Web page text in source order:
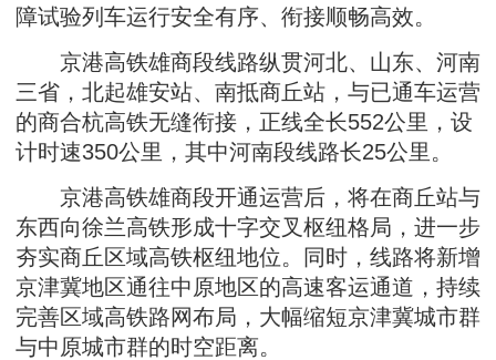
障试验列车运行安全有序、衔接顺畅高效。
京港高铁雄商段线路纵贯河北、山东、河南
三省，北起雄安站、南抵商丘站，与已通车运营
的商合杭高铁无缝衔接，正线全长552公里，设
计时速350公里，其中河南段线路长25公里。
京港高铁雄商段开通运营后，将在商丘站与
东西向徐兰高铁形成十字交叉枢纽格局，进一步
夯实商丘区域高铁枢纽地位。同时，线路将新增
京津冀地区通往中原地区的高速客运通道，持续
完善区域高铁路网布局，大幅缩短京津冀城市群
与中原城市群的时空距离。